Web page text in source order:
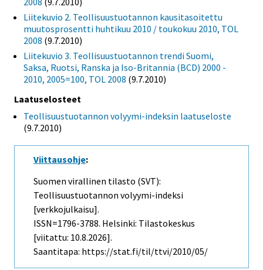
Liitekuvio 2. Teollisuustuotannon kausitasoitettu
muutosprosentti huhtikuu 2010 / toukokuu 2010, TOL
2008 (9.7.2010)
Liitekuvio 3. Teollisuustuotannon trendi Suomi,
Saksa, Ruotsi, Ranska ja Iso-Britannia (BCD) 2000 -
2010, 2005=100, TOL 2008 (9.7.2010)
Laatuselosteet
Teollisuustuotannon volyymi-indeksin laatuseloste
(9.7.2010)
Viittausohje:
Suomen virallinen tilasto (SVT):
Teollisuustuotannon volyymi-indeksi
[verkkojulkaisu].
ISSN=1796-3788. Helsinki: Tilastokeskus
[viitattu: 10.8.2026].
Saantitapa: https://stat.fi/til/ttvi/2010/05/